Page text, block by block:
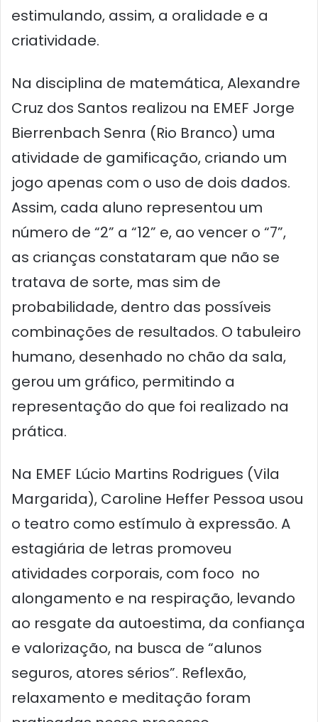
estimulando, assim, a oralidade e a
criatividade.
Na disciplina de matemática, Alexandre
Cruz dos Santos realizou na EMEF Jorge
Bierrenbach Senra (Rio Branco) uma
atividade de gamificação, criando um
jogo apenas com o uso de dois dados.
Assim, cada aluno representou um
número de “2” a “12” e, ao vencer o “7”,
as crianças constataram que não se
tratava de sorte, mas sim de
probabilidade, dentro das possíveis
combinações de resultados. O tabuleiro
humano, desenhado no chão da sala,
gerou um gráfico, permitindo a
representação do que foi realizado na
prática.
Na EMEF Lúcio Martins Rodrigues (Vila
Margarida), Caroline Heffer Pessoa usou
o teatro como estímulo à expressão. A
estagiária de letras promoveu
atividades corporais, com foco no
alongamento e na respiração, levando
ao resgate da autoestima, da confiança
e valorização, na busca de “alunos
seguros, atores sérios”. Reflexão,
relaxamento e meditação foram